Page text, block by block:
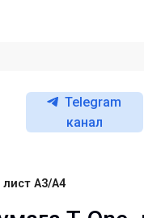
Telegram
канал
А3/А4